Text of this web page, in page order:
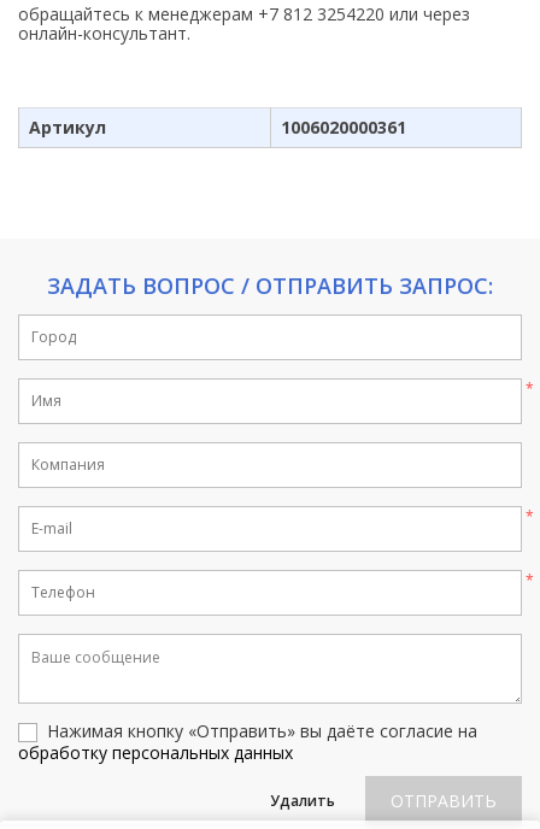
обращайтесь к менеджерам +7 812 3254220 или через
онлайн-консультант.
Артикул 1006020000361
ЗАДАТЬ ВОПРОС / ОТПРАВИТЬ ЗАПРОС:
Нажимая кнопку «Отправить» вы даёте согласие на
обработку персональных данных
Удалить ОТПРАВИТЬ